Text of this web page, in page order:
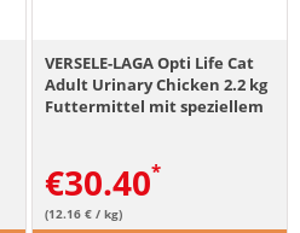
VERSELE-LAGA Opti Life Cat
Adult Urinary Chicken 2.2 kg
Futtermittel mit speziellem
€30.40
(12.16 € / kg)